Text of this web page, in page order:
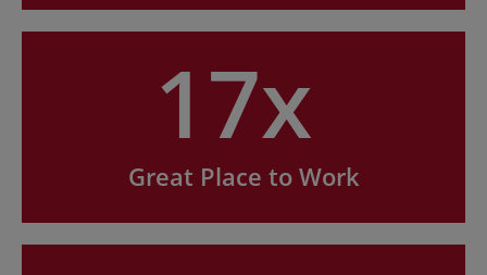
17x
Great Place to Work